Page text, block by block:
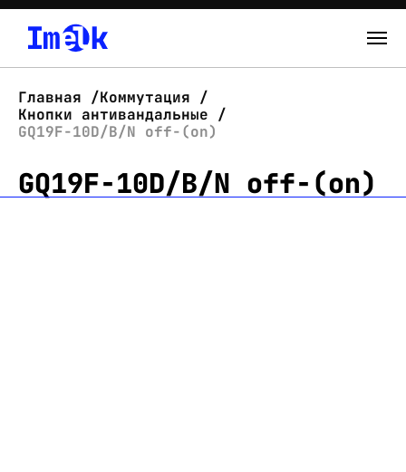
О нас
Новости
Главная
Коммутация
Кнопки антивандальные
GQ19F-10D/B/N off-(on)
GQ19F-10D/B/N off-(on)